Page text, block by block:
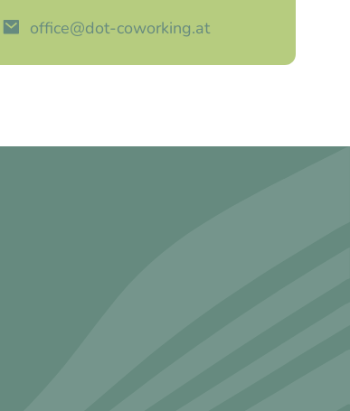
office@dot-coworking.at